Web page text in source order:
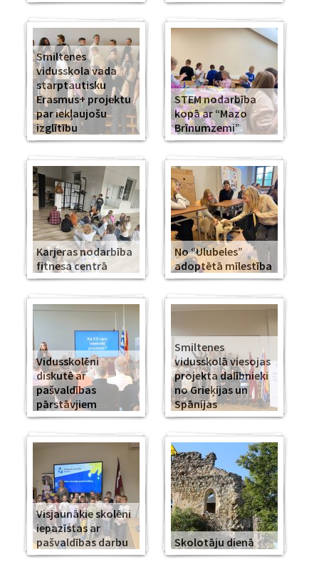
Smiltenes
vidusskola vada
starptautisku
Erasmus+ projektu
par iekļaujošu
izglītību
STEM nodarbība
kopā ar “Mazo
Brīnumzemi”
Karjeras nodarbība
fitnesa centrā
No “Ulubeles”
adoptētā mīlestība
Vidusskolēni
diskutē ar
pašvaldības
pārstāvjiem
Smiltenes
vidusskolā viesojas
projekta dalībnieki
no Grieķijas un
Spānijas
Visjaunākie skolēni
iepazīstas ar
pašvaldības darbu
Skolotāju dienā